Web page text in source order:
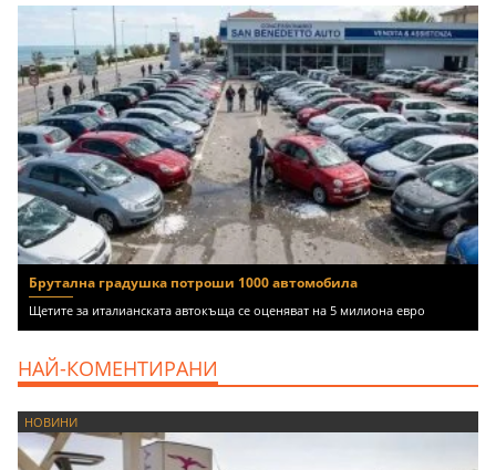
Брутална градушка потроши 1000 автомобила
Щетите за италианската автокъща се оценяват на 5 милиона евро
НАЙ-КОМЕНТИРАНИ
НОВИНИ